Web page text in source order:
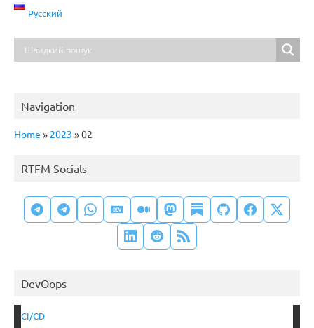
Русский
Navigation
Home » 2023 »02
RTFM Socials
DevOops
CI/CD